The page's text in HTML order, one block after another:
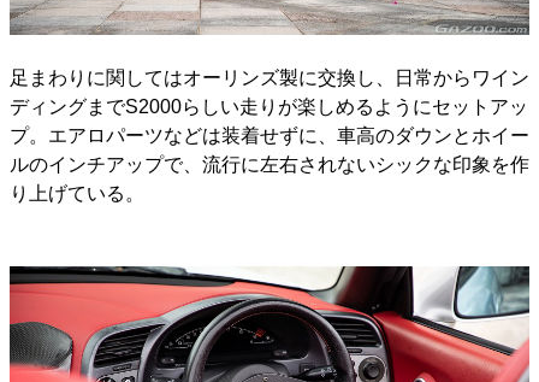
足まわりに関してはオーリンズ製に交換し、日常からワイン
ディングまでS2000らしい走りが楽しめるようにセットアッ
プ。エアロパーツなどは装着せずに、車高のダウンとホイー
ルのインチアップで、流行に左右されないシックな印象を作
り上げている。